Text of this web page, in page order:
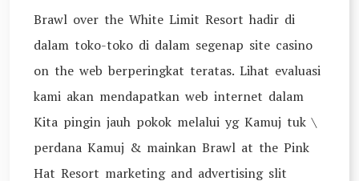
Brawl over the White Limit Resort hadir di
dalam toko-toko di dalam segenap site casino
on the web berperingkat teratas. Lihat evaluasi
kami akan mendapatkan web internet dalam
Kita pingin jauh pokok melalui yg Kamuj tuk \
perdana Kamuj & mainkan Brawl at the Pink
Hat Resort marketing and advertising slit